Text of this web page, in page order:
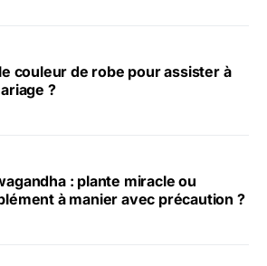
couleur de robe pour assister à
?
: plante miracle ou
à manier avec précaution ?